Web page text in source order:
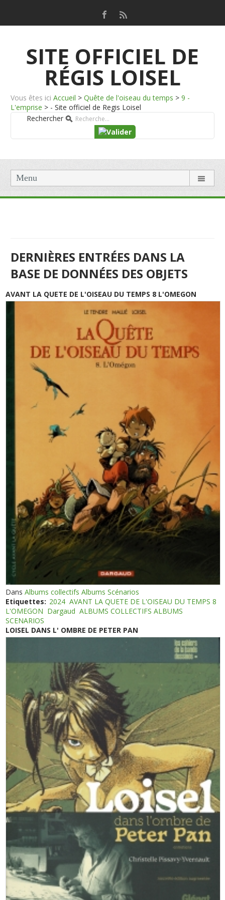
SITE OFFICIEL DE
RÉGIS LOISEL
Vous êtes ici Accueil > Quête de l'oiseau du temps > 9 -
L'emprise > - Site officiel de Regis Loisel
Rechercher
Menu
DERNIÈRES ENTRÉES DANS LA
BASE DE DONNÉES DES OBJETS
AVANT LA QUETE DE L'OISEAU DU TEMPS 8 L'OMEGON
DansAlbums collectifs Albums Scénarios
Etiquettes: 2024 AVANT LA QUETE DE L'OISEAU DU TEMPS 8
L'OMEGON Dargaud ALBUMS COLLECTIFS ALBUMS
SCENARIOS
LOISEL DANS L' OMBRE DE PETER PAN